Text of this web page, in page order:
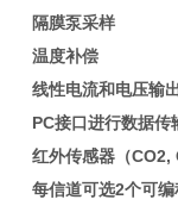
隔膜泵采样
温度补偿
线性电流和电压输
PC接口进行数据传
红外传感器（
每信道可选2个可